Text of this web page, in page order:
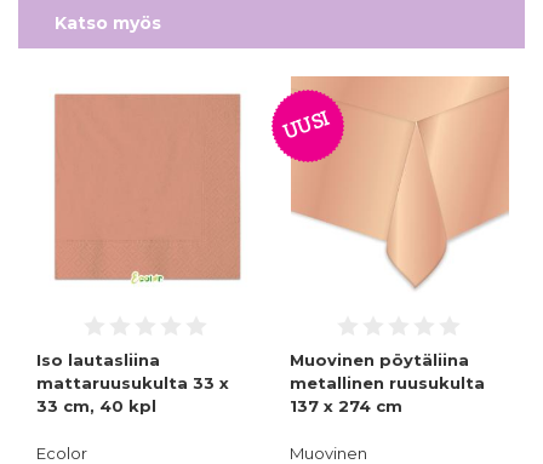
Katso myös
Iso lautasliina
mattaruusukulta 33 x
33 cm, 40 kpl
Ecolor
UUSI
Muovinen pöytäliina
metallinen ruusukulta
137 x 274 cm
Muovinen